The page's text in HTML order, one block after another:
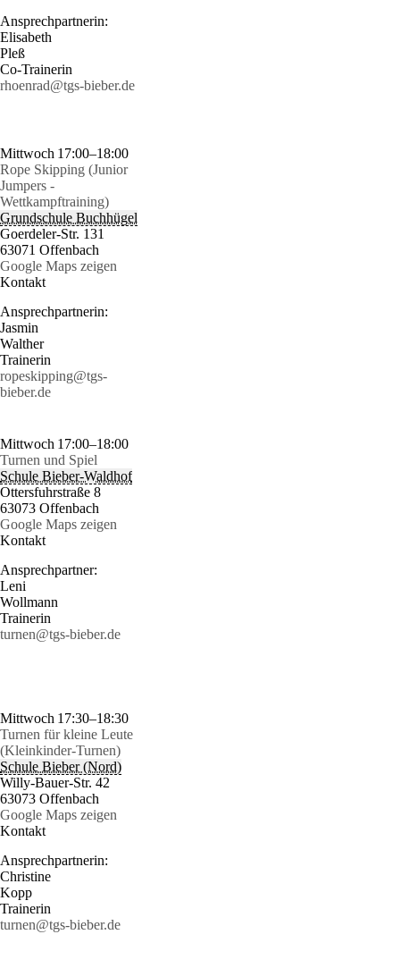
Ansprechpartnerin:
Elisabeth
Pleß
Co-Trainerin
rhoenrad@tgs-bieber.de
Mittwoch 17:00–18:00
Rope Skipping (Junior
Jumpers -
Wettkampftraining)
Grundschule Buchhügel
Goerdeler-Str. 131
63071 Offenbach
Google Maps zeigen
Kontakt
Ansprechpartnerin:
Jasmin
Walther
Trainerin
ropeskipping@tgs-
bieber.de
Mittwoch 17:00–18:00
Turnen und Spiel
Schule Bieber-Waldhof
Ottersfuhrstraße 8
63073 Offenbach
Google Maps zeigen
Kontakt
Ansprechpartner:
Leni
Wollmann
Trainerin
turnen@tgs-bieber.de
Mittwoch 17:30–18:30
Turnen für kleine Leute
(Kleinkinder-Turnen)
Schule Bieber (Nord)
Willy-Bauer-Str. 42
63073 Offenbach
Google Maps zeigen
Kontakt
Ansprechpartnerin:
Christine
Kopp
Trainerin
turnen@tgs-bieber.de